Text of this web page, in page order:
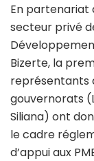
En partenariat
secteur privé
Bizerte, la
représentants
gouvernorats
Siliana) ont
le cadre
d’appui aux